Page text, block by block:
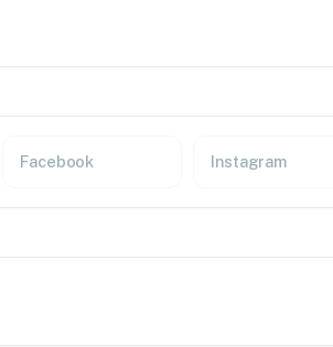
Facebook Instagram